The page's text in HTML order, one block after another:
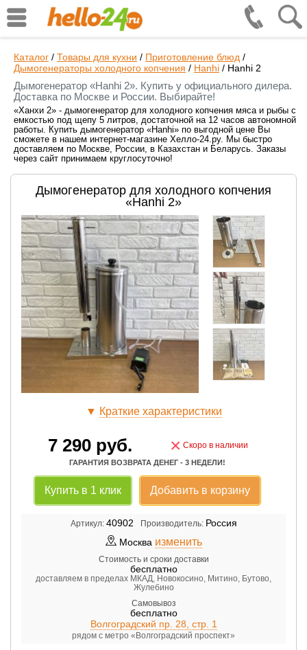
Каталог / Товары для кухни / Приготовление блюд /
Дымогенераторы холодного копчения / Hanhi / Hanhi 2
Дымогенератор «Hanhi 2». Купить у официального дилера.
Доставка по Москве и России. Выбирайте!
«Ханхи 2» - дымогенератор для холодного копчения мяса и рыбы с
емкостью под щепу 5 литров, достаточной на 12 часов автономной
работы. Купить дымогенератор «Hanhi» по выгодной цене Вы
сможете в нашем интернет-магазине Хелло-24.ру. Мы быстро
доставляем по Москве, России, в Казахстан и Беларусь. Заказы
через сайт принимаем круглосуточно!
Дымогенератор для холодного копчения
«Hanhi 2»
▼ Краткие характеристики
7 290руб. × Скоро в наличии
ГАРАНТИЯ ВОЗВРАТА ДЕНЕГ - 3 НЕДЕЛИ!
Купить в 1 клик Добавить в корзину
Артикул: 40902 Производитель: Россия
Москва изменить
Стоимость и сроки доставки
бесплатно
доставляем в пределах МКАД, Новокосино, Митино, Бутово,
Жулебино
Самовывоз
бесплатно
Волгоградский пр. 28, стр. 1
рядом с метро «Волгоградский проспект»